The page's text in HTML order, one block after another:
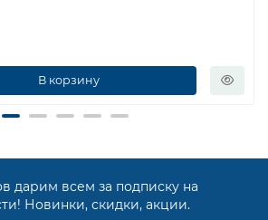
В корзину
дарим всем за подписку на
Новинки, скидки, акции.